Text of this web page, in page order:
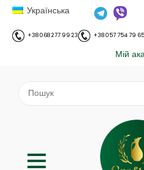
Українська
+38 068 277 99 23 +38 057 754 79 65
Мій